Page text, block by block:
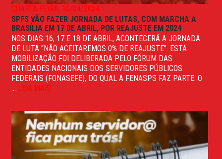
QUARTA-FEIRA, 10/04/2024
SPFS VÃO FAZER JORNADA DE LUTAS, COM MARCHA A
BRASÍLIA EM 17 DE ABRIL, POR REAJUSTE EM 2024
NOS DIAS 16, 17 E 18 DE ABRIL, ACONTECERÁ A JORNADA
DE LUTA “NÃO ACEITAREMOS 0% DE REAJUSTE”. ESTA
MOBILIZAÇÃO FOI DELIBERADA PELO FÓRUM DAS
ENTIDADES NACIONAIS DOS SERVIDORES PÚBLICOS
FEDERAIS (FONASEFE), DO QUAL A FENASPS FAZ PARTE. O
... LEIA MAIS